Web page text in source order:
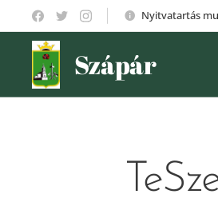
Nyitvatartás
Szápár